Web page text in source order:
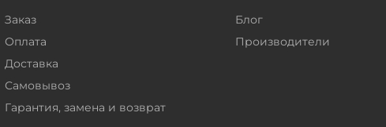
Заказ
Оплата
Доставка
Самовывоз
Гарантия, замена и возврат
Блог
Производители